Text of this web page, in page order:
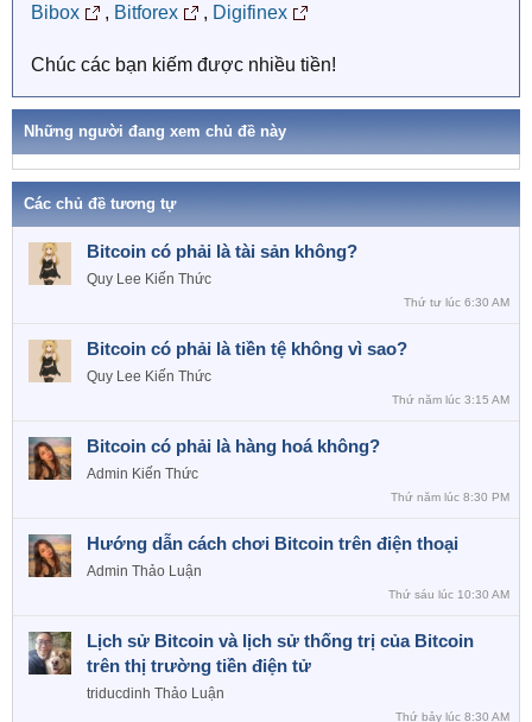
Bibox
, Bitforex , Digifinex
Chúc các bạn kiếm được nhiều tiền!
Những người đang xem chủ đề này
Các chủ đề tương tự
Bitcoin có phải là tài sản không?
Quy Lee Kiến Thức
Thứ tư lúc 6:30 AM
Bitcoin có phải là tiền tệ không vì sao?
Quy Lee Kiến Thức
Thứ năm lúc 3:15 AM
Bitcoin có phải là hàng hoá không?
Admin Kiến Thức
Thứ năm lúc 8:30 PM
Hướng dẫn cách chơi Bitcoin trên điện thoại
Admin Thảo Luận
Thứ sáu lúc 10:30 AM
Lịch sử Bitcoin và lịch sử thống trị của Bitcoin
trên thị trường tiền điện tử
triducdinh Thảo Luận
Thứ bảy lúc 8:30 AM